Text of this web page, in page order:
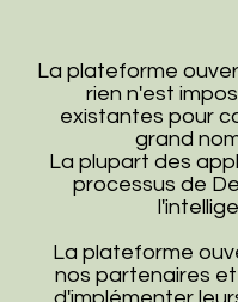
La plateforme
rien n'est
existantes pour
grand
La plupart des
processus de
La plateforme
nos partenaires
d'implémenter